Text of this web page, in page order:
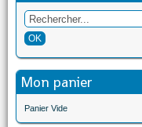
Mon panier
Panier Vide